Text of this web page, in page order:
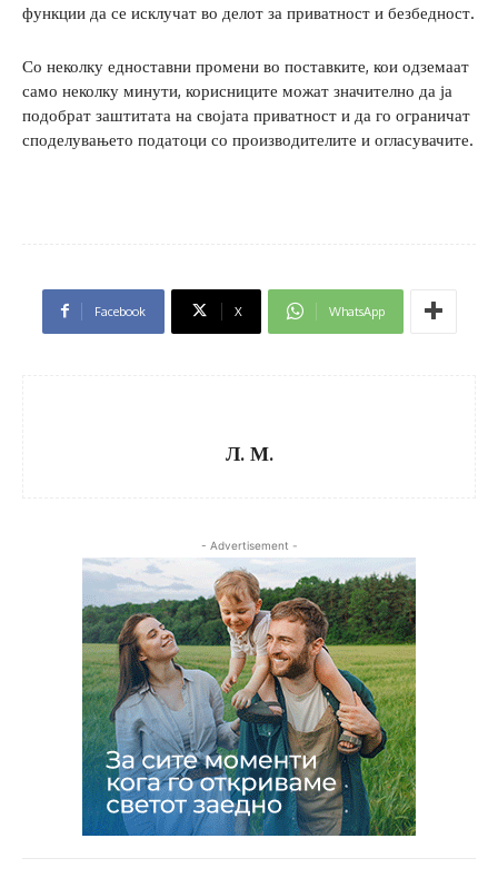
функции да се исклучат во делот за приватност и безбедност.
Со неколку едноставни промени во поставките, кои одземаат
само неколку минути, корисниците можат значително да ја
подобрат заштитата на својата приватност и да го ограничат
споделувањето податоци со производителите и огласувачите.
Facebook X WhatsApp
Л. М.
- Advertisement -